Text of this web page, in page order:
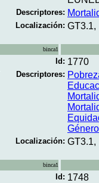
Descriptores:
Localización: GT3.1,
binca1
Id: 1770
Descriptores:
Género
Localización: GT3.1,
binca1
Id: 1748